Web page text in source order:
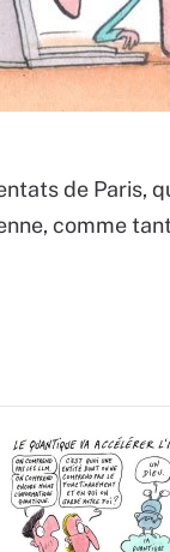
de Paris,
comme tant